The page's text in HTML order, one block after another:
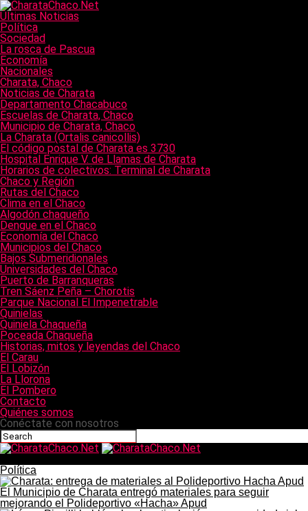
Últimas Noticias
Política
Sociedad
La rosca de Pascua
Economía
Nacionales
Charata, Chaco
Noticias de Charata
Departamento Chacabuco
Escuelas de Charata, Chaco
Municipio de Charata, Chaco
La Charata (Ortalis canicollis)
El código postal de Charata es 3730
Hospital Enrique V. de Llamas de Charata
Horarios de colectivos: Terminal de Charata
Chaco y Región
Rutas del Chaco
Clima en el Chaco
Algodón chaqueño
Dengue en el Chaco
Economía del Chaco
Municipios del Chaco
Bajos Submeridionales
Universidades del Chaco
Puerto de Barranqueras
Tren Sáenz Peña – Chorotis
Parque Nacional El Impenetrable
Quinielas
Quiniela Chaqueña
Poceada Chaqueña
Historias, mitos y leyendas del Chaco
El Carau
El Lobizón
La Llorona
El Pombero
Contacto
Quiénes somos
Conéctate con nosotros
Política
El Municipio de Charata entregó materiales para seguir
mejorando el Polideportivo «Hacha» Apud